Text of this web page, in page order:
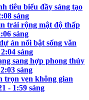
tiêu biểu đầy sáng tạo
sáng
trải rộng mật độ thấp
sáng
án nổi bật sống văn
sáng
sang hợp phong thủy
sáng
trọn vẹn không gian
- 1:59 sáng